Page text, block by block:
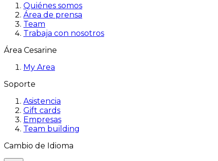
Quiénes somos
Área de prensa
Team
Trabaja con nosotros
Área Cesarine
My Area
Soporte
Asistencia
Gift cards
Empresas
Team building
Cambio de Idioma